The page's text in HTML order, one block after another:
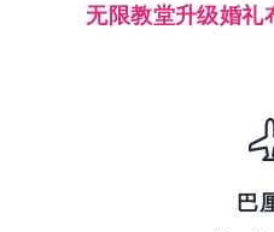
无限教堂升级婚礼
巴